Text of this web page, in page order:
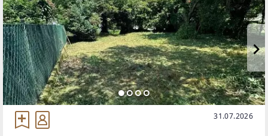
31.07.2026